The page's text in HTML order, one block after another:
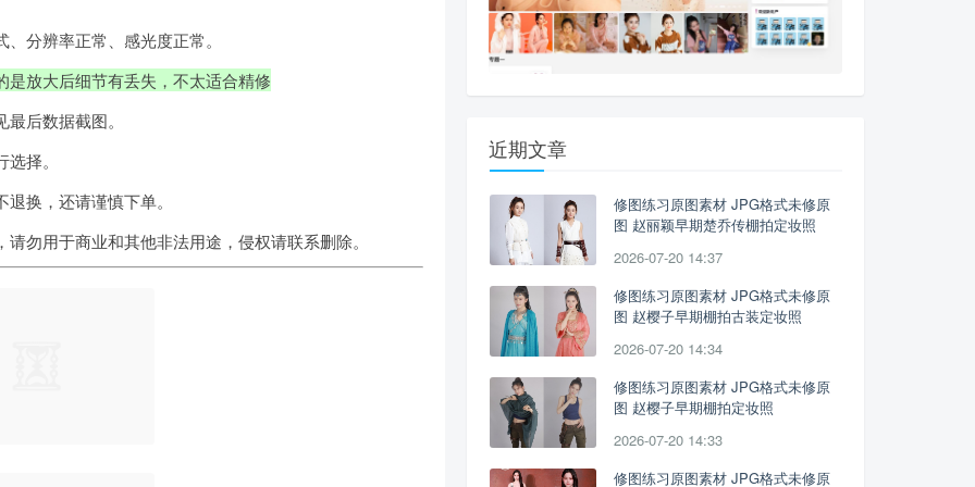
分辨率正常、感光度正常。
放大后细节有丢失，不太适合精修
后数据截图。
择。
换，还请谨慎下单。
勿用于商业和其他非法用途，侵权请联系删除。
近期文章
修图练习原图素材 JPG格式未修原
图 赵丽颖早期楚乔传棚拍定妆照
2026-07-20 14:37
修图练习原图素材 JPG格式未修原
图 赵樱子早期棚拍古装定妆照
2026-07-20 14:34
修图练习原图素材 JPG格式未修原
图 赵樱子早期棚拍定妆照
2026-07-20 14:33
修图练习原图素材 JPG格式未修原